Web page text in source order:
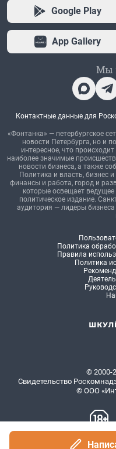
Google Play
App Gallery
Мы
Контактные данные для
«Фонтанка» — петербургское
новости Петербурга, но и
интересное, что
наиболее значимые
новости бизнеса, а также
Политика и власть, бизнес
финансы и работа, город и
которые освещает ведущее
политическое издание.
аудитория — лидеры
Политика
Правила
Политика
© 2000-
Свидетельство
© ООО